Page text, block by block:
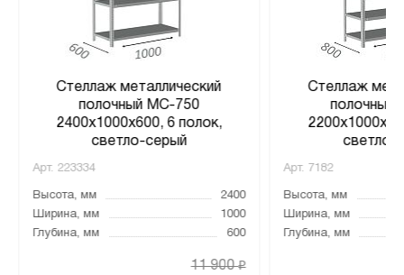
Стеллаж металлический
полочный МС-750
2400х1000х600, 6 полок,
светло-серый
Арт. 223334
Высота, мм
2400
Ширина, мм
1000
Глубина, мм
600
11 900₽
Стеллаж
полочный
светло-
Арт. 7182
Высота, мм
Ширина, мм
Глубина, мм